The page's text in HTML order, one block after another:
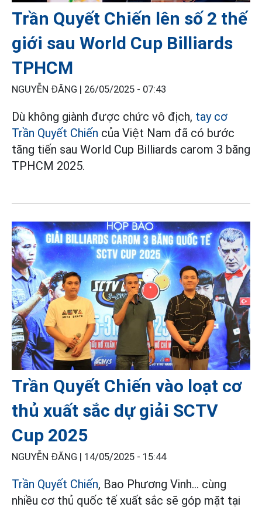
Trần Quyết Chiến lên số 2 thế
giới sau World Cup Billiards
TPHCM
NGUYỄN ĐĂNG | 26/05/2025 - 07:43
Dù không giành được chức vô địch, tay cơ
Trần Quyết Chiến của Việt Nam đã có bước
tăng tiến sau World Cup Billiards carom 3 băng
TPHCM 2025.
Trần Quyết Chiến vào loạt cơ
thủ xuất sắc dự giải SCTV
Cup 2025
NGUYỄN ĐĂNG | 14/05/2025 - 15:44
Trần Quyết Chiến, Bao Phương Vinh… cùng
nhiều cơ thủ quốc tế xuất sắc sẽ góp mặt tại